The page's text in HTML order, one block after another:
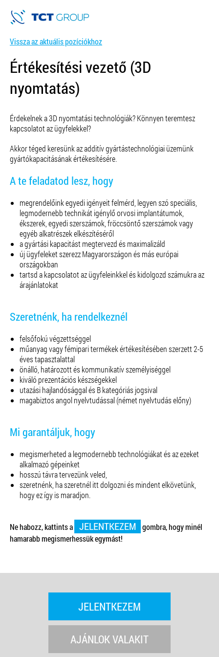
Vissza az aktuális pozíciókhoz
Értékesítési vezető (3D
nyomtatás)
Érdekelnek a 3D nyomtatási technológiák? Könnyen teremtesz
kapcsolatot az ügyfelekkel?
Akkortéged keresünkaz additív gyártástechnológiaiüzemünk
gyártókapacitásának értékesítésére.
A te feladatod lesz, hogy
megrendelőink egyedi igényeitfelmérd, legyen szóspeciális,
legmodernebb technikát igénylő orvosiimplantátumok,
ékszerek, egyedi szerszámok, fröccsöntő szerszámok vagy
egyéb alkatrészek elkészítéséről
a gyártási kapacitást megtervezd és maximalizáld
új ügyfeleket szerezz Magyarországon és más európai
országokban
tartsd a kapcsolatot az ügyfeleinkkel és kidolgozd számukra az
árajánlatokat
Szeretnénk, ha rendelkeznél
felsőfokú végzettséggel
műanyag vagy fémipari termékek értékesítésében szerzett 2-5
éves tapasztalattal
önálló, határozott és kommunikatív személyiséggel
kiváló prezentációs készségekkel
utazási hajlandósággal és B kategóriás jogsival
magabiztos angol nyelvtudással (német nyelvtudás előny)
Mi garantáljuk, hogy
megismerheted a legmodernebbtechnológiákatés az ezeket
alkalmazógépeinket
hosszú távra tervezünk veled,
szeretnénk, ha szeretnél itt dolgozni és mindent elkövetünk,
hogy ez így is maradjon.
Ne habozz, kattints a JELENTKEZEM
gombra, hogy minél
hamarabb megismerhessük egymást!
JELENTKEZEM
AJÁNLOK VALAKIT